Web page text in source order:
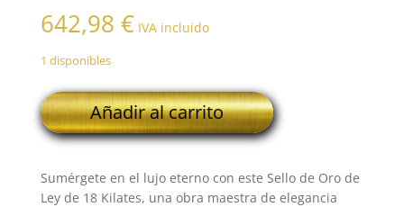
642,98 € IVA incluido
1 disponibles
18K
SELLO
CADETE
cantidad
Añadir al carrito
Sumérgete en el lujo eterno con este Sello de Oro de
Ley de 18 Kilates, una obra maestra de elegancia